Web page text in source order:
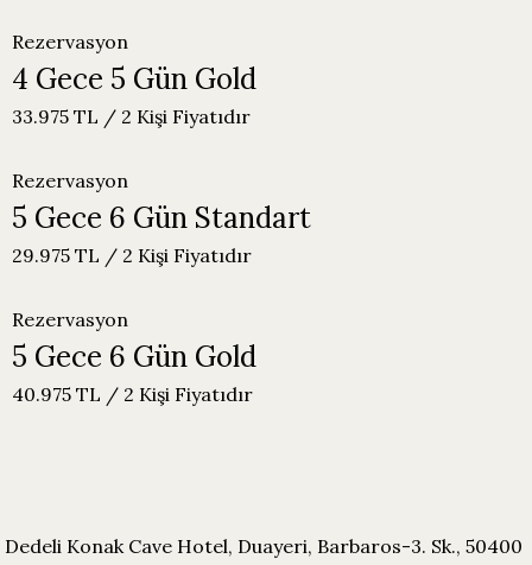
Rezervasyon
4 Gece 5 Gün Gold
33.975 TL / 2 Kişi Fiyatıdır
Rezervasyon
5 Gece 6 Gün Standart
29.975 TL / 2 Kişi Fiyatıdır
Rezervasyon
5 Gece 6 Gün Gold
40.975 TL / 2 Kişi Fiyatıdır
Dedeli Konak Cave Hotel, Duayeri, Barbaros-3. Sk., 50400